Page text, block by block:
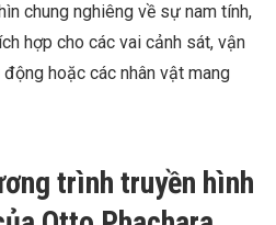
chung nghiêng về sự nam tính,
hợp cho các vai cảnh sát, vận
hoặc các nhân vật mang
trình truyền hình